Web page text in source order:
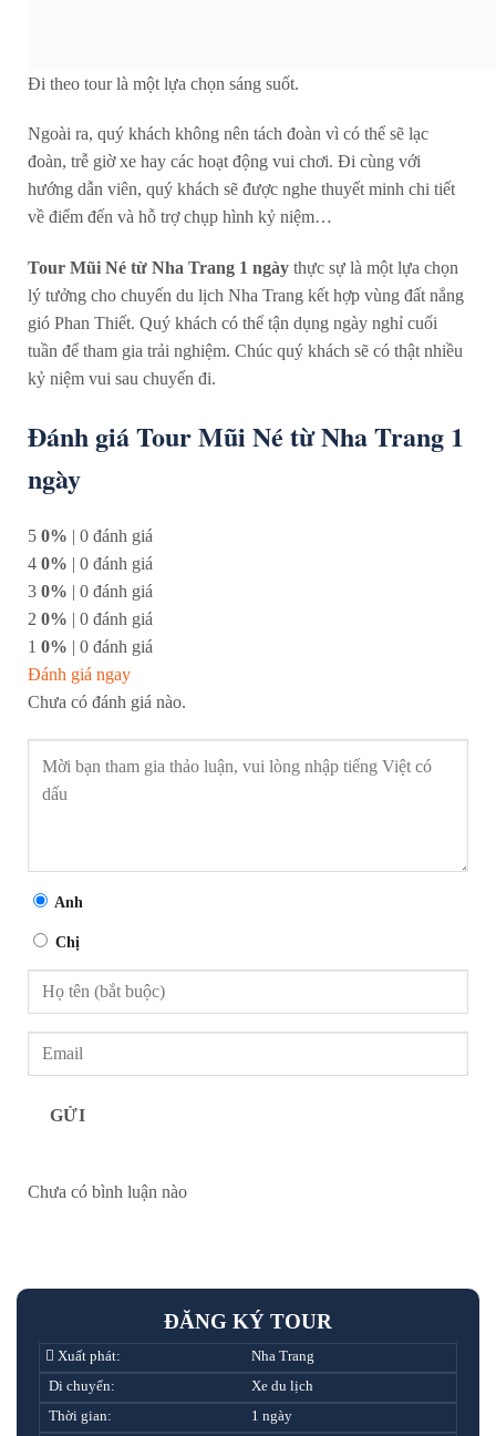
Đi theo tour là một lựa chọn sáng suốt.
Ngoài ra, quý khách không nên tách đoàn vì có thể sẽ lạc
đoàn, trễ giờ xe hay các hoạt động vui chơi. Đi cùng với
hướng dẫn viên, quý khách sẽ được nghe thuyết minh chi tiết
về điểm đến và hỗ trợ chụp hình kỷ niệm…
Tour Mũi Né từ Nha Trang 1 ngày thực sự là một lựa chọn
lý tưởng cho chuyến du lịch Nha Trang kết hợp vùng đất nắng
gió Phan Thiết. Quý khách có thể tận dụng ngày nghỉ cuối
tuần để tham gia trải nghiệm. Chúc quý khách sẽ có thật nhiều
kỷ niệm vui sau chuyến đi.
Đánh giá Tour Mũi Né từ Nha Trang 1
ngày
5 0% | 0 đánh giá
4 0% | 0 đánh giá
3 0% | 0 đánh giá
2 0% | 0 đánh giá
1 0% | 0 đánh giá
Đánh giá ngay
Chưa có đánh giá nào.
Anh
Chị
GỬI
Chưa có bình luận nào
ĐĂNG KÝ TOUR
Xuất phát:
Nha Trang
Di chuyển:
Xe du lịch
Thời gian:
1 ngày